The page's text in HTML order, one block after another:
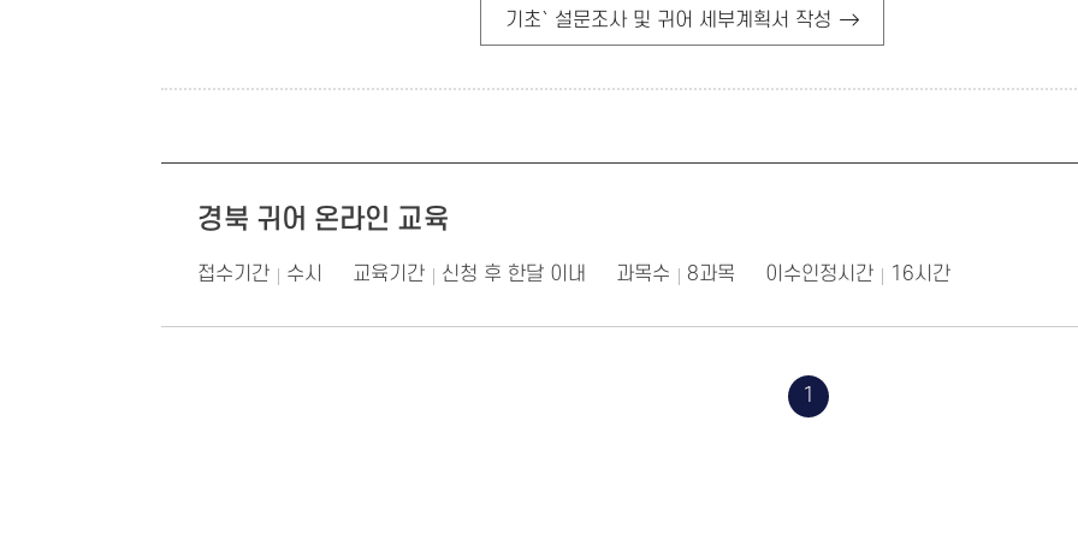
기초` 설문조사 및 귀어 세부계획서 작성
경북 귀어 온라인 교육
접수기간 수시 교육기간 신청 후 한달 이내 과목수 8과목 이수인정시간 16시간
1